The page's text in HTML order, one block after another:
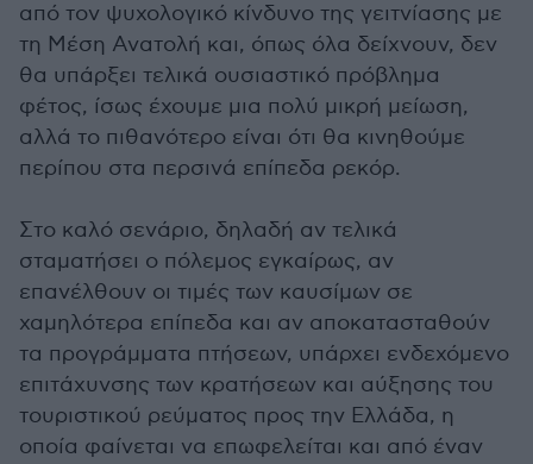
από τον ψυχολογικό κίνδυνο της γειτνίασης με
τη Μέση Ανατολή και, όπως όλα δείχνουν, δεν
θα υπάρξει τελικά ουσιαστικό πρόβλημα
φέτος, ίσως έχουμε μια πολύ μικρή μείωση,
αλλά το πιθανότερο είναι ότι θα κινηθούμε
περίπου στα περσινά επίπεδα ρεκόρ.
Στο καλό σενάριο, δηλαδή αν τελικά
σταματήσει ο πόλεμος εγκαίρως, αν
επανέλθουν οι τιμές των καυσίμων σε
χαμηλότερα επίπεδα και αν αποκατασταθούν
τα προγράμματα πτήσεων, υπάρχει ενδεχόμενο
επιτάχυνσης των κρατήσεων και αύξησης του
τουριστικού ρεύματος προς την Ελλάδα, η
οποία φαίνεται να επωφελείται και από έναν